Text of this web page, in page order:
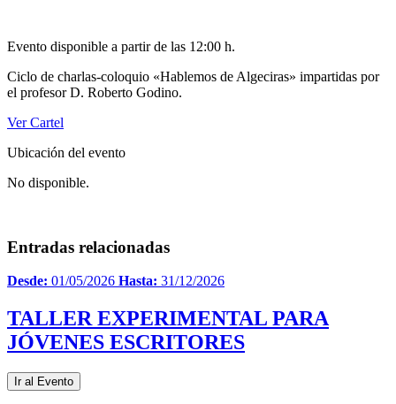
Evento disponible a partir de las 12:00 h.
Ciclo de charlas-coloquio «Hablemos de Algeciras» impartidas por
el profesor D. Roberto Godino.
Ver Cartel
Ubicación del evento
No disponible.
Entradas relacionadas
Desde: 01/05/2026 Hasta: 31/12/2026
TALLER EXPERIMENTAL PARA
JÓVENES ESCRITORES
Ir al Evento